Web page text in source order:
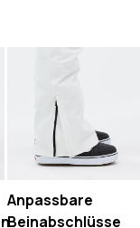
Anpassbare
Beinabschlüsse